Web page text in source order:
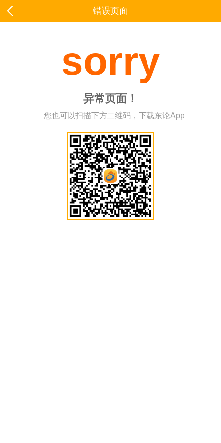
错误页面
sorry
异常页面！
您也可以扫描下方二维码，下载东论App